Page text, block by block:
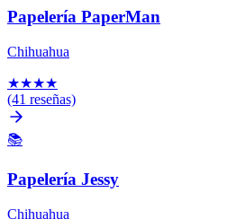
Papelería PaperMan
Chihuahua
★★★★
(41 reseñas)
📚
Papelería Jessy
Chihuahua